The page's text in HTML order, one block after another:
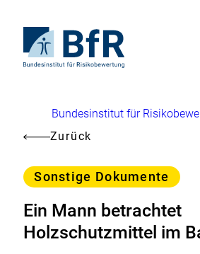
Seiteninhalt
springenStartseite
von
Brotkrumennavigation
Bundesinstitut für
Zurück
Kategorie
Sonstige Dokumente
Ein Mann betrachtet
Holzschutzmittel im